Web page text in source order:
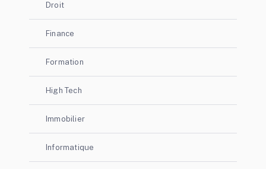
Droit
Finance
Formation
High Tech
Immobilier
Informatique